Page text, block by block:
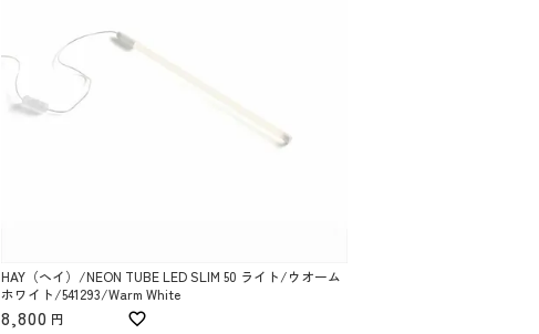
HAY（ヘイ）/NEON TUBE LED SLIM 50 ライト/ウオーム
ホワイト/541293/Warm White
8,800